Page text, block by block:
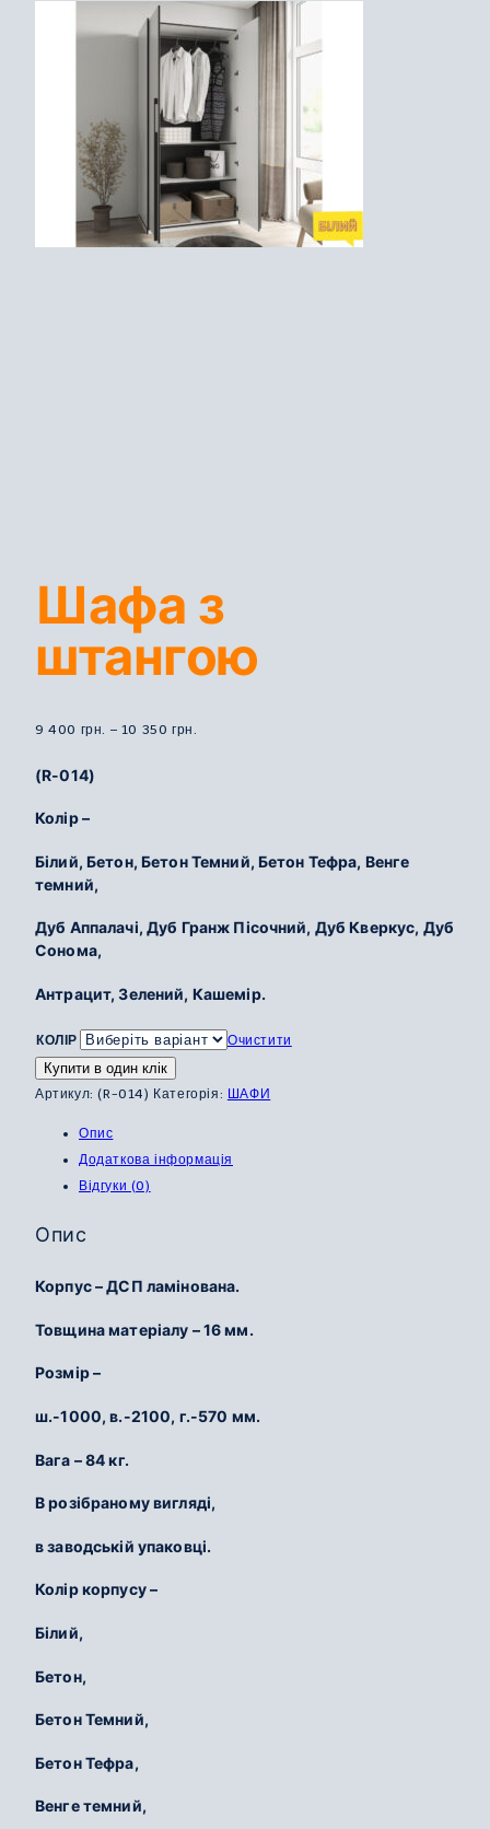
Шафа з
штангою
9 400 грн. – 10 350 грн.
грн.
(R-014)
Колір –
Білий, Бетон, Бетон Темний, Бетон Тефра, Венге
темний,
Дуб Аппалачі, Дуб Гранж Пісочний, Дуб Кверкус, Дуб
Сонома,
Антрацит, Зелений, Кашемір.
КОЛІР Очистити
Купити в один клік
Артикул:(R-014) Категорія: ШАФИ
Опис
Додаткова інформація
Відгуки (0)
Опис
Корпус – ДСП ламінована.
Товщина матеріалу – 16 мм.
Розмір –
ш.-1000, в.-2100, г.-570 мм.
Вага – 84 кг.
В розібраному вигляді,
в заводській упаковці.
Колір корпусу –
Білий,
Бетон,
Бетон Темний,
Бетон Тефра,
Венге темний,